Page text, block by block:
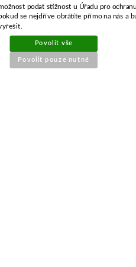
SOUVISEJÍCÍ PRODUKTY
podat stížnost u Úřadu pro
se nejdříve obrátíte přímo na nás a
Povolit vše
Povolit pouze nutné